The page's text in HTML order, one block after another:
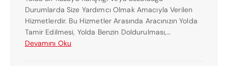
M
A
R
Durumlarda Size Yardımcı Olmak Amacıyla Verilen
Hizmetlerdir. Bu Hizmetler Arasında Aracınızın Yolda
Tamir Edilmesi, Yolda Benzin Doldurulması,…
Devamını Oku: